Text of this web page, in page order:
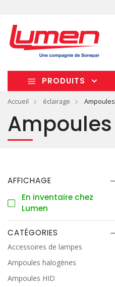
PRODUITS
Accueil éclairage Ampoules
Ampoules
AFFICHAGE
En inventaire chez
Lumen
CATÉGORIES
Accessoires de lampes
Ampoules halogènes
Ampoules HID